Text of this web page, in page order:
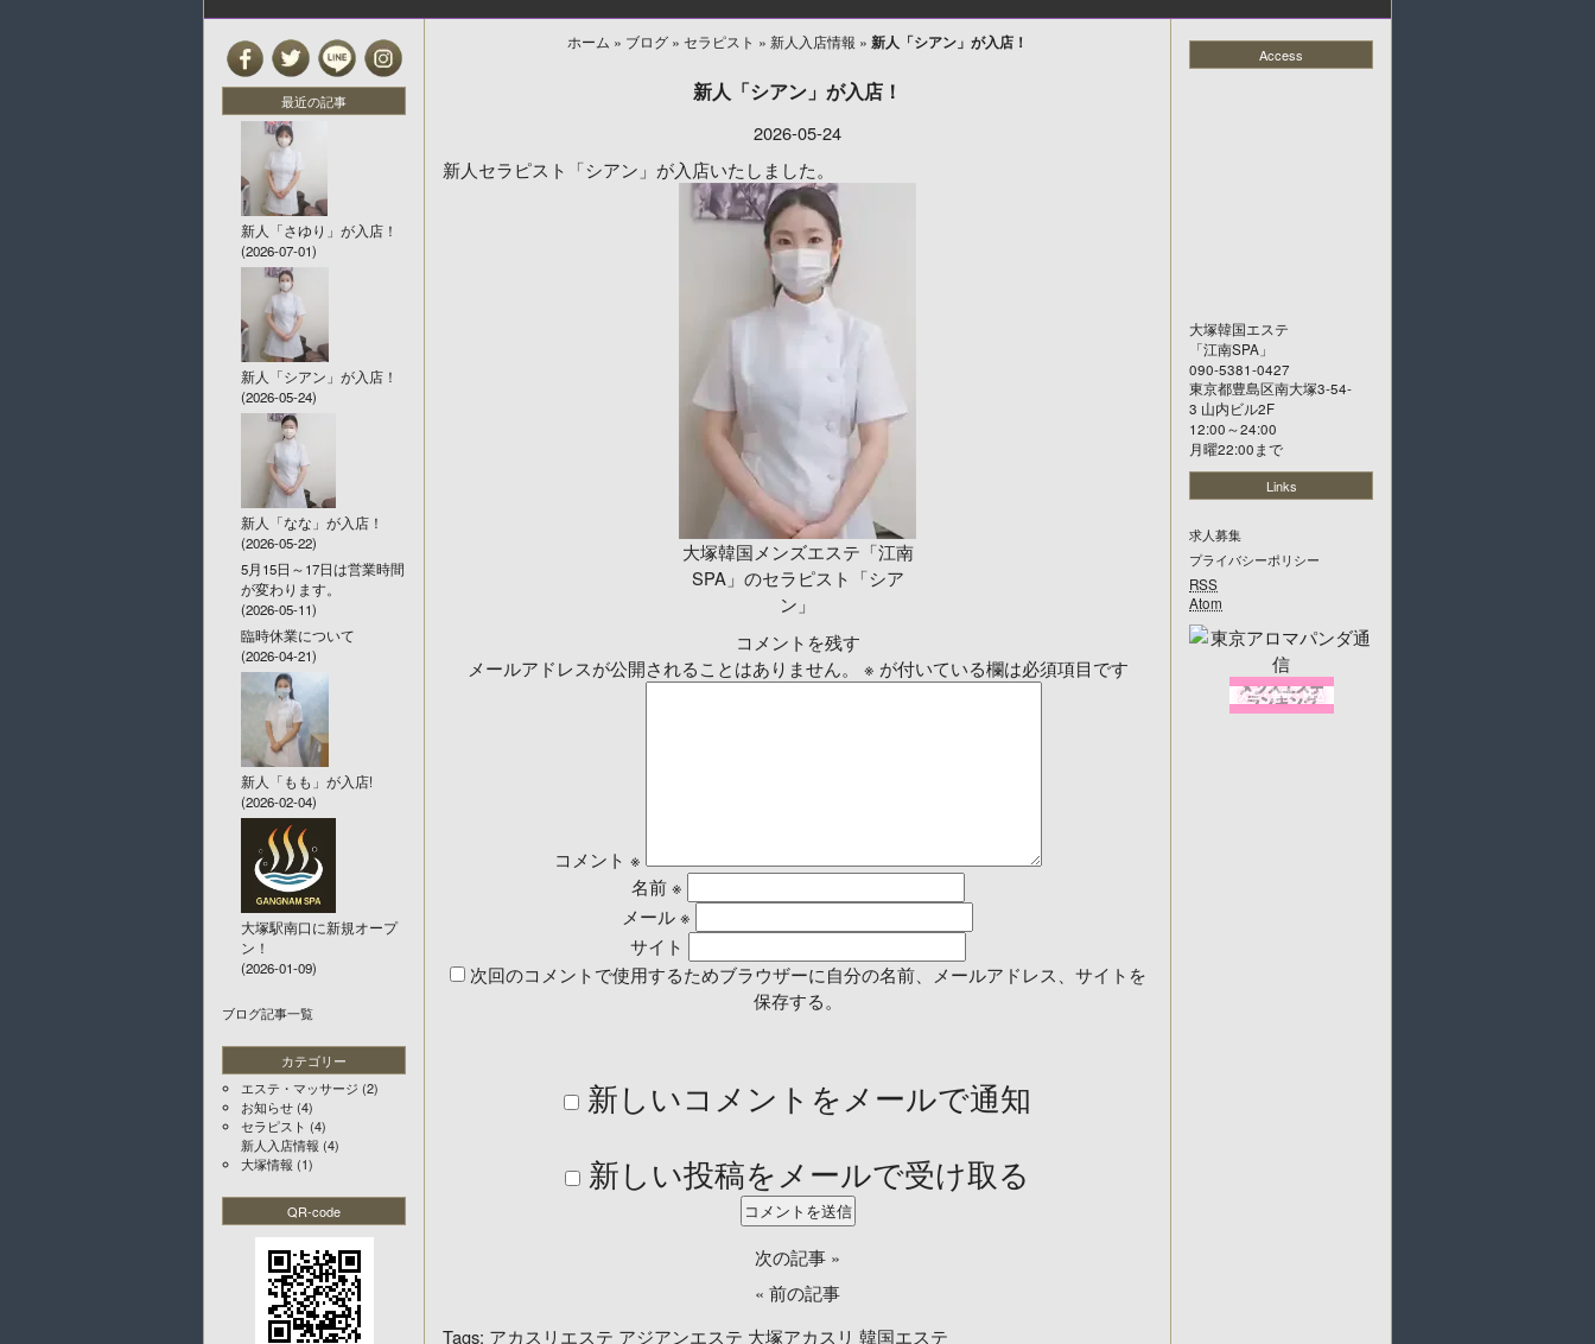
ホーム » ブログ » セラピスト » 新人入店情報 » 新人「シアン」が入店！
新人「シアン」が入店！
2026-05-24
新人セラピスト「シアン」が入店いたしました。
大塚韓国メンズエステ「江南
SPA」のセラピスト「シア
ン」
コメントを残す
メールアドレスが公開されることはありません。
※ が付いている欄は必須項目です
コメント ※
名前※
メール※
サイト
次回のコメントで使用するためブラウザーに自分の名前、メールアドレス、サイトを
保存する。
新しいコメントをメールで通知
新しい投稿をメールで受け取る
次の記事 »
« 前の記事
Tags: アカスリエステ アジアンエステ 大塚アカスリ 韓国エステ
最近の記事
新人「さゆり」が入店！
(2026-07-01)
新人「シアン」が入店！
(2026-05-24)
新人「なな」が入店！
(2026-05-22)
5月15日～17日は営業時間
が変わります。
(2026-05-11)
臨時休業について
(2026-04-21)
新人「もも」が入店!
(2026-02-04)
大塚駅南口に新規オープ
ン！
(2026-01-09)
ブログ記事一覧
カテゴリー
エステ・マッサージ (2)
お知らせ (4)
セラピスト (4)
新人入店情報 (4)
大塚情報 (1)
QR-code
Access
大塚韓国エステ
「江南SPA 」
090-5381-0427
東京都豊島区南大塚3-54-
3 山内ビル2F
12:00～24:00
月曜22:00まで
Links
求人募集
プライバシーポリシー
RSS
Atom